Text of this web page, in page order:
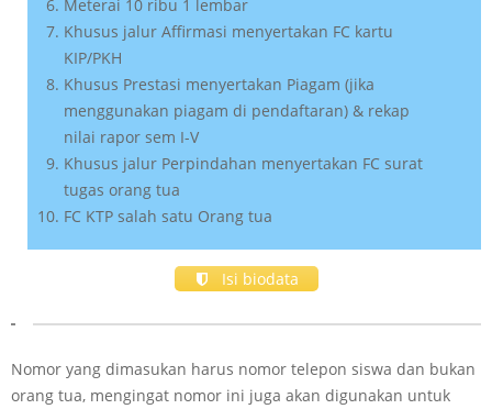
Meterai 10 ribu 1 lembar
Khusus jalur Affirmasi menyertakan FC kartu
KIP/PKH
Khusus Prestasi menyertakan Piagam (jika
menggunakan piagam di pendaftaran) & rekap
nilai rapor sem I-V
Khusus jalur Perpindahan menyertakan FC surat
tugas orang tua
FC KTP salah satu Orang tua
Isi biodata
Nomor yang dimasukan harus nomor telepon siswa dan bukan
orang tua, mengingat nomor ini juga akan digunakan untuk